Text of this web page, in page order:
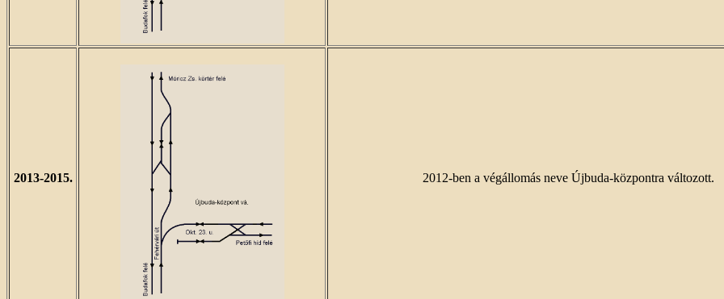
2013-2015. 2012-ben a végállomás neve Újbuda-központra változott.